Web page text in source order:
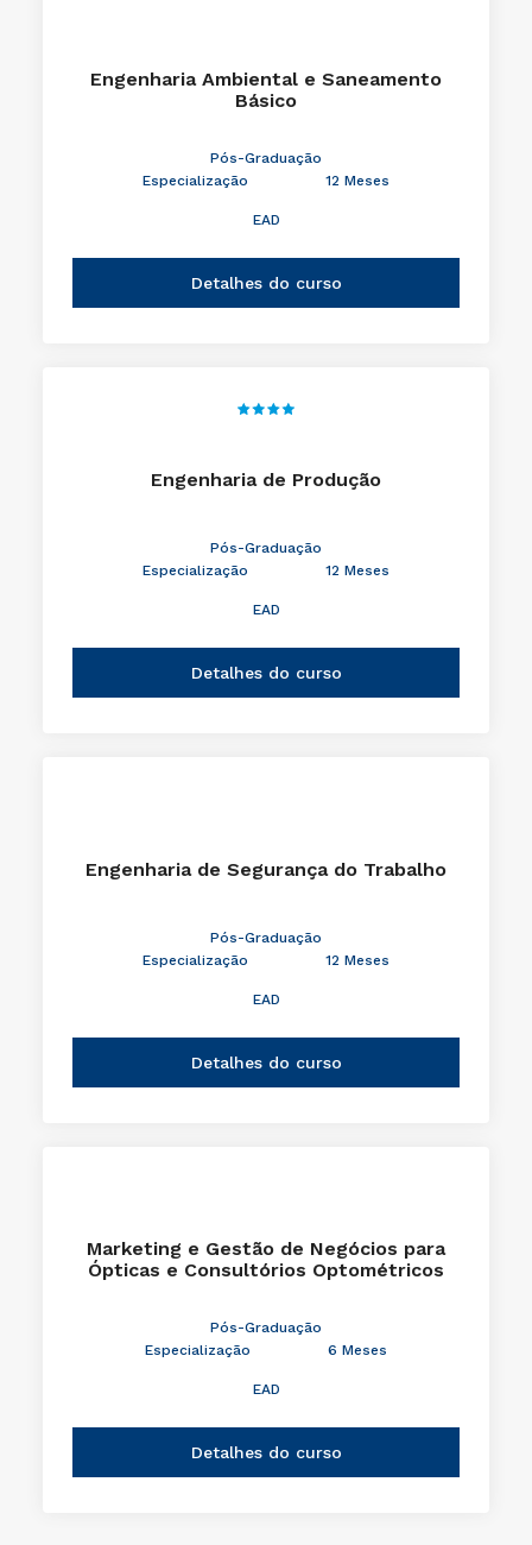
Engenharia Ambiental e Saneamento
Básico
Pós-Graduação
Especialização
12 Meses
EAD
Detalhes do curso
Engenharia de Produção
Pós-Graduação
Especialização
12 Meses
EAD
Detalhes do curso
Engenharia de Segurança do Trabalho
Pós-Graduação
Especialização
12 Meses
EAD
Detalhes do curso
Marketing e Gestão de Negócios para
Ópticas e Consultórios Optométricos
Pós-Graduação
Especialização
6 Meses
EAD
Detalhes do curso